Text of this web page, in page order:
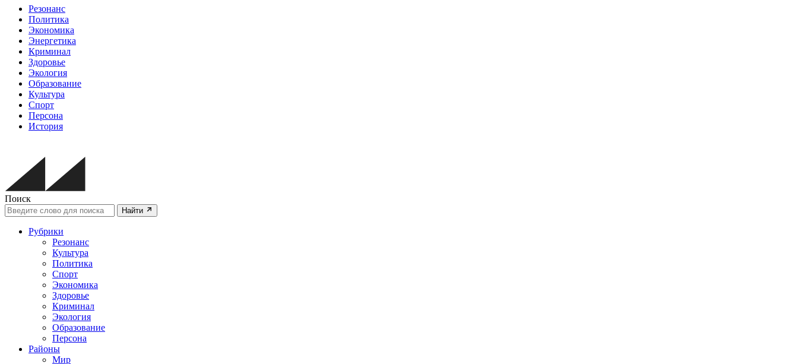
Резонанс
Политика
Экономика
Энергетика
Криминал
Здоровье
Экология
Образование
Культура
Спорт
Персона
История
Поиск
Найти
Рубрики
Резонанс
Культура
Политика
Спорт
Экономика
Здоровье
Криминал
Экология
Образование
Персона
Районы
Мир